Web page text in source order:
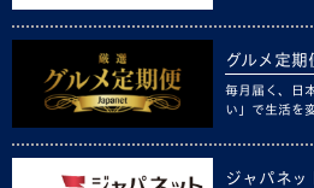
グルメ定期
毎月届く、日
い」で生活を
ジャパネッ